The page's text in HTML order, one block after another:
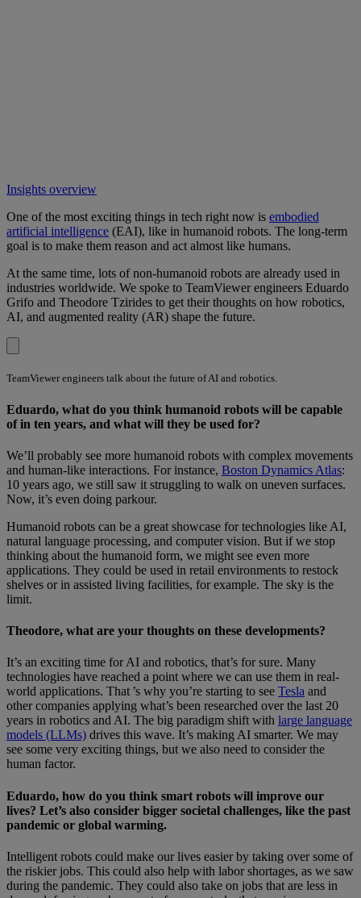
Insights overview
One of the most exciting things in tech right now is embodied
artificial intelligence (EAI), like in humanoid robots. The long-term
goal is to make them reason and act almost like humans.
At the same time, lots of non-humanoid robots are already used in
industries worldwide. We spoke to TeamViewer engineers Eduardo
Grifo and Theodore Tzirides to get their thoughts on how robotics,
AI, and augmented reality (AR) shape the future.
TeamViewer engineers talk about the future of AI and robotics.
Eduardo, what do you think humanoid robots will be capable
of in ten years, and what will they be used for?
We’ll probably see more humanoid robots with complex movements
and human-like interactions. For instance, Boston Dynamics Atlas:
10 years ago, we still saw it struggling to walk on uneven surfaces.
Now, it’s even doing parkour.
Humanoid robots can be a great showcase for technologies like AI,
natural language processing, and computer vision. But if we stop
thinking about the humanoid form, we might see even more
applications. They could be used in retail environments to restock
shelves or in assisted living facilities, for example. The sky is the
limit.
Theodore, what are your thoughts on these developments?
It’s an exciting time for AI and robotics, that’s for sure. Many
technologies have reached a point where we can use them in real-
world applications. That ’s why you’re starting to see Tesla and
other companies applying what’s been researched over the last 20
years in robotics and AI. The big paradigm shift with large language
models (LLMs) drives this wave. It’s making AI smarter. We may
see some very exciting things, but we also need to consider the
human factor.
Eduardo, how do you think smart robots will improve our
lives? Let’s also consider bigger societal challenges, like the past
pandemic or global warming.
Intelligent robots could make our lives easier by taking over some of
the riskier jobs. This could also help with labor shortages, as we saw
during the pandemic. They could also take on jobs that are less in